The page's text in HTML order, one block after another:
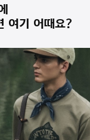
여기 어때요?